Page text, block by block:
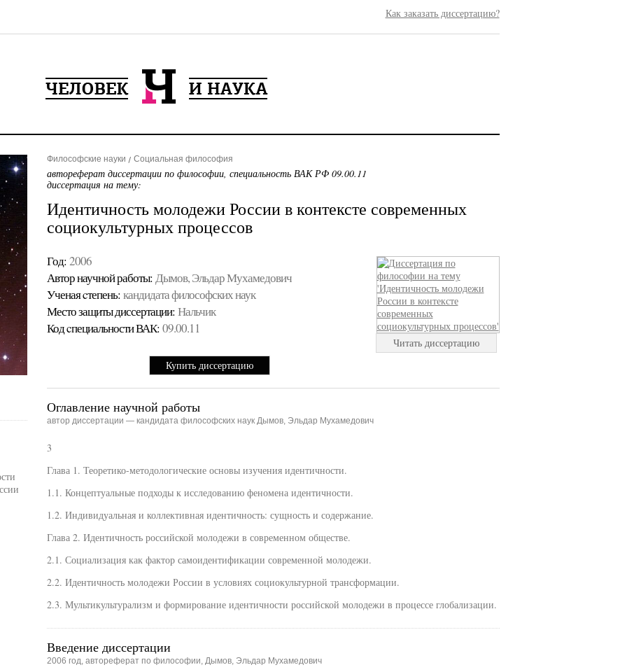
Как заказать диссертацию?
Философские науки Социальная философия
автореферат диссертации по философии, специальность ВАК РФ 09.00.11
диссертация на тему:
Идентичность молодежи России в контексте современных
социокультурных процессов
Год: 2006
Автор научной работы: Дымов, Эльдар Мухамедович
Ученая cтепень: кандидата философских наук
Место защиты диссертации: Нальчик
Код cпециальности ВАК: 09.00.11
Купить диссертацию
Читать диссертацию
Оглавление научной работы
автор диссертации — кандидата философских наук Дымов, Эльдар Мухамедович
3
Глава 1. Теоретико-методологические основы изучения идентичности.
1.1. Концептуальные подходы к исследованию феномена идентичности.
1.2. Индивидуальная и коллективная идентичность: сущность и содержание.
Глава 2. Идентичность российской молодежи в современном обществе.
2.1. Социализация как фактор самоидентификации современной молодежи.
2.2. Идентичность молодежи России в условиях социокультурной трансформации.
2.3. Мультикультурализм и формирование идентичности российской молодежи в процессе глобализации.
Введение диссертации
2006 год, автореферат по философии, Дымов, Эльдар Мухамедович